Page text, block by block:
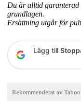
Du är alltid garanterad
grundlagen.
Ersättning utgår för
Lägg till